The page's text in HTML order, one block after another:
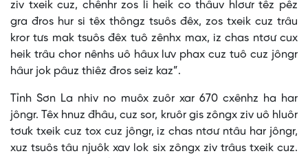
ziv txeik cuz, chênhr zos li heik co thâuv hlơưr têz pêz
gra đros hur si têx thôngz tsuôs đêx, zos txeik cuz trâu
kror tưs mak tsuôs đêx tuô zênhx max, iz chas ntơư cux
heik trâu chor nênhs uô hâux lưv phax cuz tuô cuz jôngr
hâur jok pâuz thiêz đros seiz kaz”.
Tỉnh Sơn La nhiv no muôx zuôr xar 670 cxênhz ha har
jôngr. Têx hnuz đhâu, cuz sor, kruôr gis zôngx ziv uô hluôr
tơưk txeik cuz tox cuz jôngr, iz chas ntơư ntâu har jôngr,
xuz tsuôs tâu njuôk xav lok six zôngx ziv trâus txeik cuz.